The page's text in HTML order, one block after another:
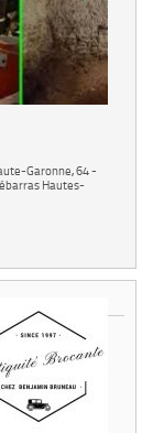
Garonne,64 -
Hautes-